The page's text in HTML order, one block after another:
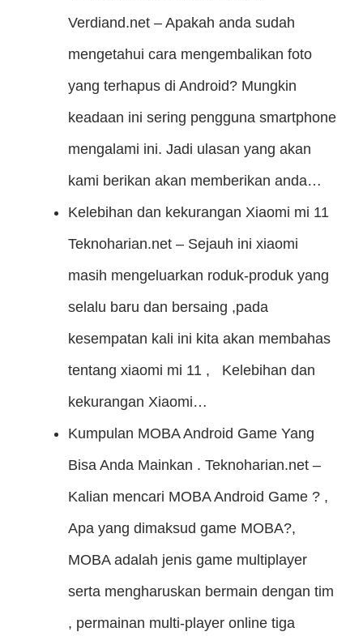
Verdiand.net – Apakah anda sudah
mengetahui cara mengembalikan foto
yang terhapus di Android? Mungkin
keadaan ini sering pengguna smartphone
mengalami ini. Jadi ulasan yang akan
kami berikan akan memberikan anda…
Kelebihan dan kekurangan Xiaomi mi 11
Teknoharian.net – Sejauh ini xiaomi
masih mengeluarkan roduk-produk yang
selalu baru dan bersaing ,pada
kesempatan kali ini kita akan membahas
tentang xiaomi mi 11 , Kelebihan dan
kekurangan Xiaomi…
Kumpulan MOBA Android Game Yang
Bisa Anda Mainkan . Teknoharian.net –
Kalian mencari MOBA Android Game ? ,
Apa yang dimaksud game MOBA?,
MOBA adalah jenis game multiplayer
serta mengharuskan bermain dengan tim
, permainan multi-player online tiga